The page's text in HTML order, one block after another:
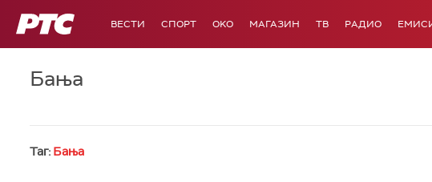
РТС ВЕСТИ СПОРТ OKO МАГАЗИН ТВ РАДИО
Бања
Таг: Бања